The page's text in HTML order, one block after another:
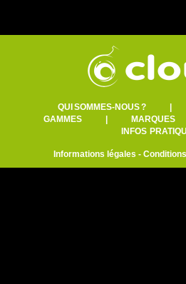
QUI SOMMES-NOUS ?
GAMMES| MARQUES
INFOS
Informations légales -